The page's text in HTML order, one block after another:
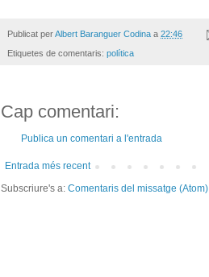
Publicat perAlbert Baranguer Codina a 22:46
Etiquetes de comentaris: política
Cap comentari:
Publica un comentari a l'entrada
Entrada més recent
Subscriure's a: Comentaris del missatge (Atom)